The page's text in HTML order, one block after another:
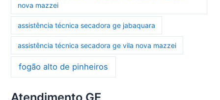
nova mazzei
assistência técnica secadora ge jabaquara
assistência técnica secadora ge vila nova mazzei
fogão alto de pinheiros
Atendimento GE